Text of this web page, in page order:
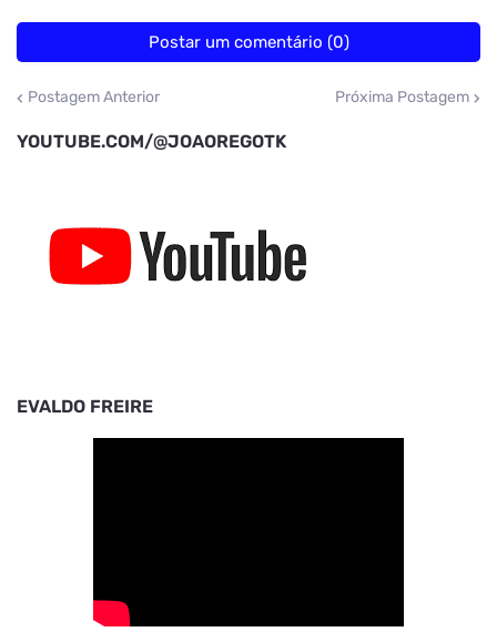
Postar um comentário (0)
Postagem Anterior Próxima Postagem
YOUTUBE.COM/@JOAOREGOTK
EVALDO FREIRE